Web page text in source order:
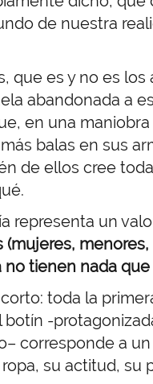
de nuestra
es y no es los
abandonada a
en una maniobra
balas en sus
de ellos cree
representa un
no tienen nada
toda la
-
corresponde a
su actitud, su